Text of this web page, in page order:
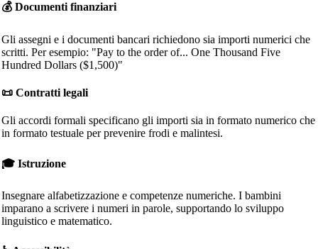
💰 Documenti finanziari
Gli assegni e i documenti bancari richiedono sia importi numerici che
scritti. Per esempio: "Pay to the order of... One Thousand Five
Hundred Dollars ($1,500)"
📜 Contratti legali
Gli accordi formali specificano gli importi sia in formato numerico che
in formato testuale per prevenire frodi e malintesi.
🎓 Istruzione
Insegnare alfabetizzazione e competenze numeriche. I bambini
imparano a scrivere i numeri in parole, supportando lo sviluppo
linguistico e matematico.